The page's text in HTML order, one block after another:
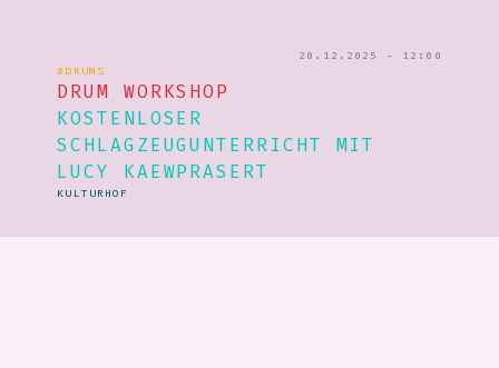
20.12.2025 - 12:00
#DRUMS
DRUM WORKSHOP
KOSTENLOSER
SCHLAGZEUGUNTERRICHT MIT
LUCY KAEWPRASERT
KULTURHOF